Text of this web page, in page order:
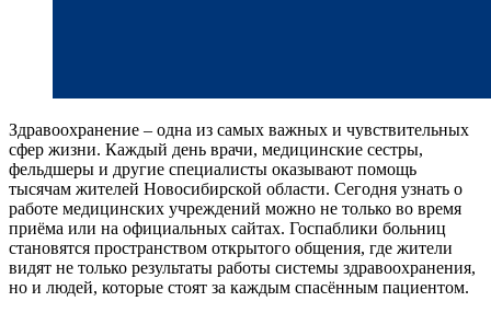
Здравоохранение – одна из самых важных и чувствительных
сфер жизни. Каждый день врачи, медицинские сестры,
фельдшеры и другие специалисты оказывают помощь
тысячам жителей Новосибирской области. Сегодня узнать о
работе медицинских учреждений можно не только во время
приёма или на официальных сайтах. Госпаблики больниц
становятся пространством открытого общения, где жители
видят не только результаты работы системы здравоохранения,
но и людей, которые стоят за каждым спасённым пациентом.